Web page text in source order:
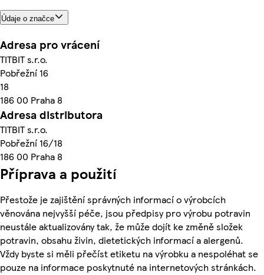
Údaje o značce
Adresa pro vrácení
TITBIT s.r.o.
Pobřežní 16
18
186 00 Praha 8
Adresa distributora
TITBIT s.r.o.
Pobřežní 16/18
186 00 Praha 8
Příprava a použití
Přestože je zajištění správných informací o výrobcích
věnována nejvyšší péče, jsou předpisy pro výrobu potravin
neustále aktualizovány tak, že může dojít ke změně složek
potravin, obsahu živin, dietetických informací a alergenů.
Vždy byste si měli přečíst etiketu na výrobku a nespoléhat se
pouze na informace poskytnuté na internetových stránkách.